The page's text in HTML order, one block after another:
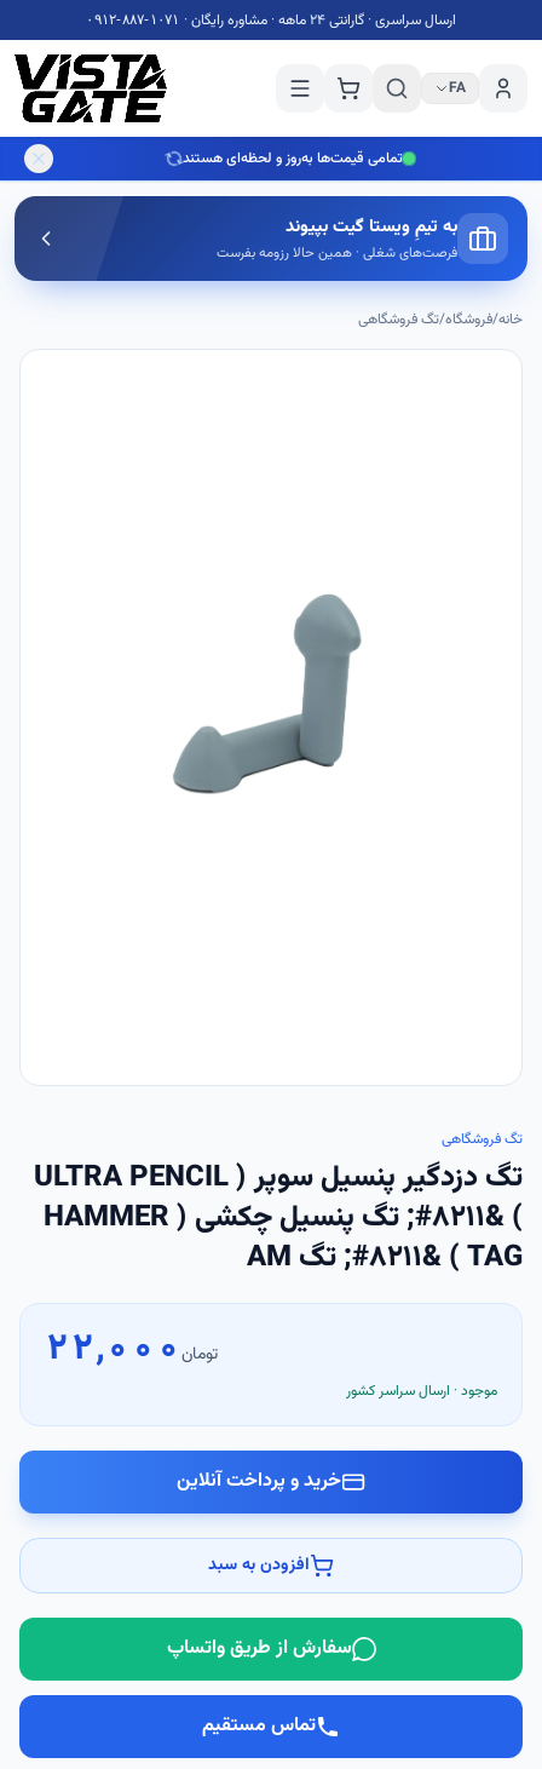
ارسال سراسری · گارانتی 24 ماهه · مشاوره رایگان · ۰۹۱۲-۸۸۷-۱۰۷۱
FA
تمامی قیمت‌ها به‌روز و لحظه‌ای هستند
به تیمِ ویستا گیت بپیوند
فرصت‌های شغلی · همین حالا رزومه بفرست
خانه/فروشگاه/تگ فروشگاهی
تگ فروشگاهی
تگ دزدگیر پنسیل سوپر ( ULTRA PENCIL
) &#8211; تگ پنسیل چکشی ( HAMMER
TAG ) &#8211; تگ AM
۲۲٬۰۰۰ تومان
موجود · ارسال سراسر کشور
خرید و پرداخت آنلاین
افزودن به سبد
سفارش از طریق واتساپ
تماس مستقیم